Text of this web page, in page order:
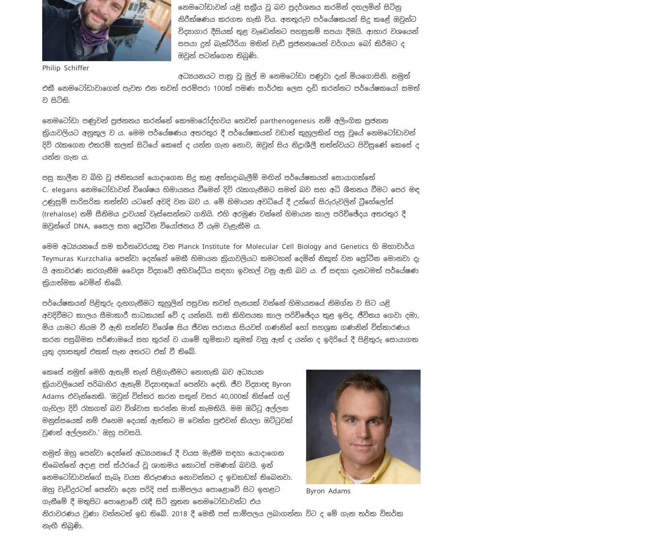
Philip Schiffer
නෙමටෝඩාවන් යළි සක්‍රීය වූ බව ප්‍රදර්ශනය කරමින් දඟලමින් සිටිනු
නිරීක්ෂණය කරගත හැකි විය. අනතුරුව පර්යේෂකයන් සිදු කළේ ඔවුන්ට
විද්‍යාගාර දීසියක් තුළ වැඩෙන්නට පහසුකම් සපයා දීමයි. ආහාර වශයෙන්
සපයා දුන් බැක්ටීරියා මතින් වැඩී ප්‍රජනනයෙන් වර්ගයා බෝ කිරීමට ද
ඔවුන් පටන්ගෙන තිබුණි.
අධ්‍යයනයට පාත්‍ර වූ මුල් ම නෙමටෝඩා පණුවා දැන් මියගොසිනි. නමුත්
එකී නෙමටෝඩාවාගෙන් පැවත එන තවත් පරම්පරා 100ක් පමණ සාර්ථක ලෙස දැඩි කරන්නට පර්යේෂකයෝ සමත්
ව සිටිති.
නෙමටෝඩ‍ා පණුවන් ප්‍රජනනය කරන්නේ කෞමාරෝද්භවය හෙවත් parthenogenesis නම් අලිංගික ප්‍රජනන
ක්‍රියාවලියට අනුකූල ව ය. මෙම පර්යේෂණය අතරතුර දී පර්යේෂකයන් වඩාත් කුහුලකින් පසු වූයේ නෙමටෝඩාවන්
දිවි රැකගෙන එතරම් කලක් සිටියේ කෙසේ ද යන්න ගැන නොව, ඔවුන් සිය නිද්‍රාශීලී තත්ත්වයට පිවිසුණේ කෙසේ ද
යන්න ගැන ය.
පසු කාලීන ව බිහි වූ ජනිතයන් යොදාගෙන සිදු කළ අත්හදාබැලීම් මඟින් පර්යේෂකයන් සොයාගත්තේ
C. elegans නෙමටෝඩාවන් විශේෂය හිමායනය වීමෙන් දිවි රැකගැනීමට සමත් බව සහ අධි ශීතනය වීමට පෙර මඳ
උණුසුම් පාරිසරික තත්ත්ව යටතේ අවදි වන බව ය. මේ හිමායන අවධියේ දී උන්ගේ සිරුරුවලින් ‍ට්‍රිහේලෝස්
(trehalose) නම් සීනිමය ද්‍ර‍ාවයක් වෑස්සෙන්නට ගනියි. එහි අරමුණ වන්නේ හිමායන කාල පරිච්ඡේදය අතරතුර දී
ඔවුන්ගේ DNA, සෛල සහ ප්‍රෙ‍ා්ටීන වියෝජනය වී යෑම වැළැකීම ය.
මෙම අධ්‍යයනයේ සම කර්තෘවරයකු වන Planck Institute for Molecular Cell Biology and Genetics හි මහාචාර්ය
Teymuras Kurzchalia පෙන්වා දෙන්නේ මෙකී හිමායන ක්‍රියාවලියට කමටහන් දෙමින් නිකුත් වන ප්‍රෝටීන මොනවා දැ
යි අනාවරණ කරගැනීම වෛද්‍ය විද්‍යාවේ අභිවෘද්ධිය සඳහා ඉවහල් වනු ඇති බව ය. ඒ සඳහා දැනටමත් පර්යේෂණ
ක්‍රියාත්මක වෙමින් තිබේ.
පර්යේෂකයන් පිළිතුරු දැනගැනීමට කුහුලින් පසුවන තවත් පැනයක් වන්නේ හිමායනයේ නිමග්න ව සිට යළි
අවදිවීමට කාලය සීමාකාරී සාධකයක් වේ ද යන්නයි. සති කිහිපයක කාල පරිච්ඡේදය තුළ ඉපිද, ජීවිතය ගෙවා දමා,
මිය යාමට නියම වී ඇති සත්ත්ව විශේෂ සිය ජීවන පරාසය සියවස් ගණනින් හෝ සහශ්‍රක ගණනින් විස්තාරණය
කරන පසුබිමක පරිණාමයේ සහ තුරන් ව යාමේ භූමිකාව කුමක් වනු ඇත් ද යන්න ද ඉදිරියේ දී පිළිතුරු සොයාගත
යුතු දහසකුත් එකක් පැන අතරට එක් වී තිබේ.
Byron Adams
කෙසේ නමුත් මෙහි ඇතැම් තැන් පිළිගැනීමට නොහැකි බව අධ්‍යයන
ක්‍රියාවලියෙන් පරිබාහිර ඇතැම් විද්‍යාඥයෝ පෙන්වා දෙති. ජීව විද්‍යාඥ Byron
Adams එවැන්නෙකි. ‘ඔවුන් විස්තර කරන සතුන් වසර 40,000ක් තිස්සේ ගල්
ගැහිලා දිවි රැකගත් බව විශ්වාස කරන්න මාත් කැමතියි. මම ඔට්ටු අල්ලන
මනුස්සයෙක් නම් එහෙම දෙයක් ඇත්තට ම වෙන්න පුළුවන් කියලා ඔට්ටුවක්
වුණත් අල්ලනවා.’ ඔහු පවසයි.
නමුත් ඔහු පෙන්වා දෙන්නේ අධ්‍යයනයේ දී වයස මැනීම සඳහා යොදාගෙන
තිබෙන්නේ අදාළ පස් ස්ථරයේ වූ ශාකමය කොටස් පමණක් බවයි. ඉන්
නෙමටෝඩාවන්ගේ සැබෑ වයස නිරූපණය නොවන්නට ද ඉඩකඩක් තිබෙනවා.
ඔහු වැඩිදුරටත් පෙන්වා දෙන පරිදි පස් සාම්පලය පොළොවේ සිට ඉහළට
ගැනීමේ දී මතුපිට පොළොවේ රැඳී සිටි නූතන නෙමටෝඩාවන්ට එය
නිරාවරණය වුණා වන්නටත් ඉඩ තිබේ. 2018 දී මෙකී පස් සාම්පලය ලබාගන්නා විට ද මේ ගැන තර්ක විතර්ක
නැඟී තිබුණි.